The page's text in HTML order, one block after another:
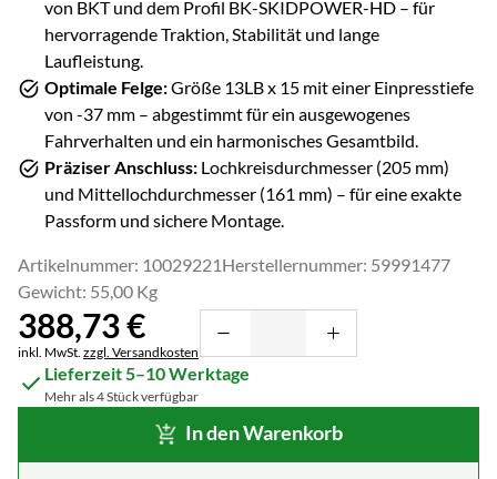
von BKTund dem Profil BK-SKIDPOWER-HD – für
hervorragende Traktion, Stabilität und lange
Laufleistung.
Optimale Felge:Größe 13LB x 15 mit einer Einpresstiefe
von -37 mm – abgestimmt für ein ausgewogenes
Fahrverhalten und ein harmonisches Gesamtbild.
Präziser Anschluss: Lochkreisdurchmesser (205 mm)
und Mittellochdurchmesser (161 mm) – für eine exakte
Passform und sichere Montage.
Artikelnummer: 10029221Herstellernummer: 59991477
Gewicht: 55,00 Kg
388,73€
Steuerhinweis:
inkl. MwSt. zzgl. Versandkosten
Lieferzeit 5–10 Werktage
Mehr als 4 Stück verfügbar
In den Warenkorb